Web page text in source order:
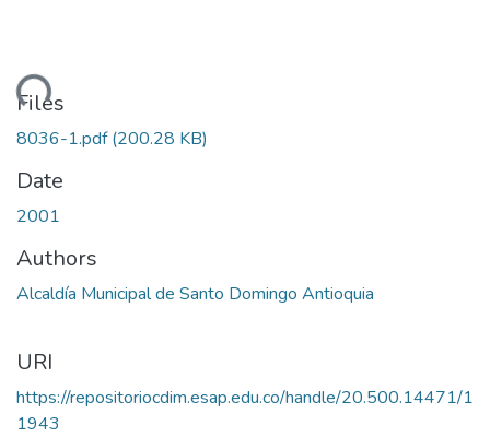
Files
8036-1.pdf(200.28 KB)
Date
2001
Authors
Alcaldía Municipal de Santo Domingo Antioquia
URI
https://repositoriocdim.esap.edu.co/handle/20.500.14471/1
1943